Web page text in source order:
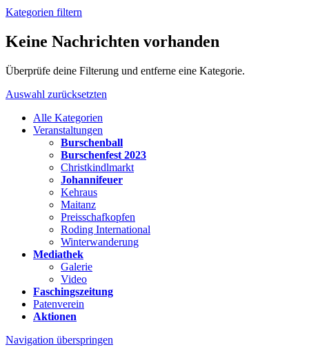
Kategorien filtern
Keine Nachrichten vorhanden
Überprüfe deine Filterung und entferne eine Kategorie.
Auswahl zurücksetzten
Alle Kategorien
Veranstaltungen
Burschenball
Burschenfest 2023
Christkindlmarkt
Johannifeuer
Kehraus
Maitanz
Preisschafkopfen
Roding International
Winterwanderung
Mediathek
Galerie
Video
Faschingszeitung
Patenverein
Aktionen
Navigation überspringen